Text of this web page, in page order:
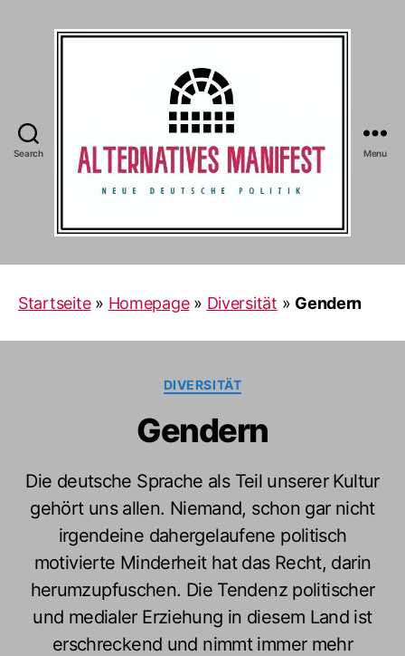
Search
Manifest
Menu
Startseite» Homepage» Diversität » Gendern
Categories
DIVERSITÄT
Gendern
Die deutsche Sprache als Teil unserer Kultur
gehört uns allen. Niemand, schon gar nicht
irgendeine dahergelaufene politisch
motivierte Minderheit hat das Recht, darin
herumzupfuschen. Die Tendenz politischer
und medialer Erziehung in diesem Land ist
erschreckend und nimmt immer mehr